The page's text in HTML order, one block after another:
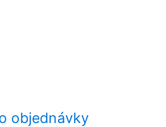
objednávky